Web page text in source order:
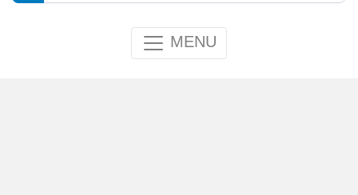
MENU